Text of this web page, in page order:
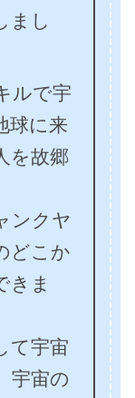
まし
ルで宇
球に来
を故郷
ンクヤ
どこか
きま
て宇宙
宇宙の